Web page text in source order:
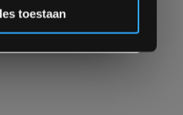
toestaan